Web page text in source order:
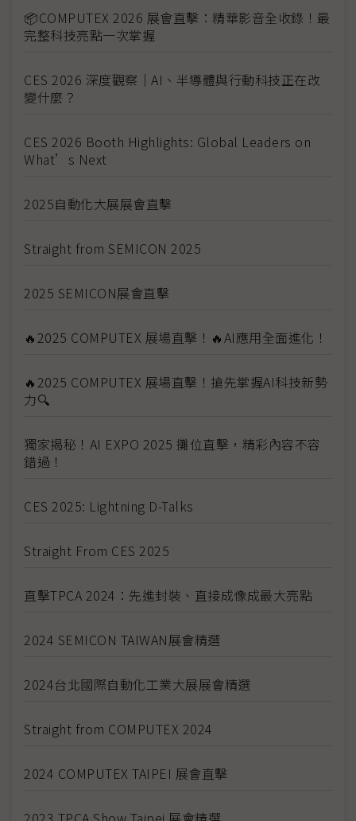
📦COMPUTEX 2026 展會直擊：精華影音全收錄！最
完整科技亮點一次掌握
CES 2026 深度觀察｜AI、半導體與行動科技正在改
變什麼？
CES 2026 Booth Highlights: Global Leaders on
What’s Next
2025自動化大展展會直擊
Straight from SEMICON 2025
2025 SEMICON展會直擊
🔥2025 COMPUTEX 展場直擊！🔥AI應用全面進化！
🔥2025 COMPUTEX 展場直擊！搶先掌握AI科技新勢
力🔍
獨家揭秘！AI EXPO 2025 攤位直擊，精彩內容不容
錯過！
CES 2025: Lightning D-Talks
Straight From CES 2025
直擊TPCA 2024：先進封裝、直接成像成最大亮點
2024 SEMICON TAIWAN展會精選
2024台北國際自動化工業大展展會精選
Straight from COMPUTEX 2024
2024 COMPUTEX TAIPEI 展會直擊